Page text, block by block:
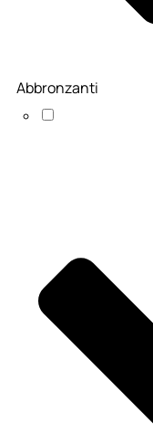
Abbronzanti